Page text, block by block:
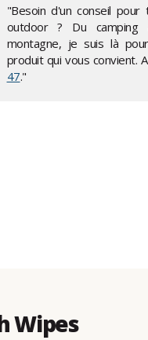
"Besoin d'un conseil
outdoor ? Du camping
montagne, je suis là
produit qui vous convient.
47."
Wipes